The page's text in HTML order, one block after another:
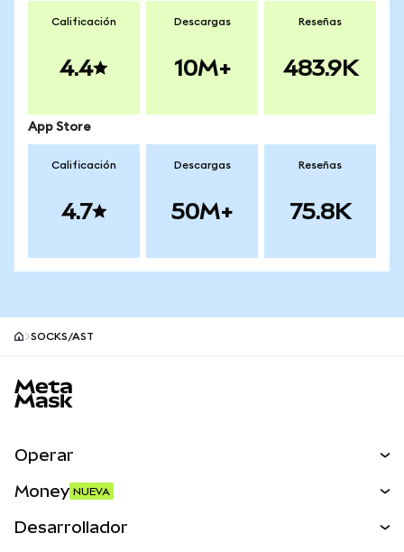
Calificación
4.4
Descargas
10M+
Reseñas
483.9K
App Store
Calificación
4.7
Descargas
50M+
Reseñas
75.8K
SOCKS/AST
Operar
Money NUEVA
Desarrollador